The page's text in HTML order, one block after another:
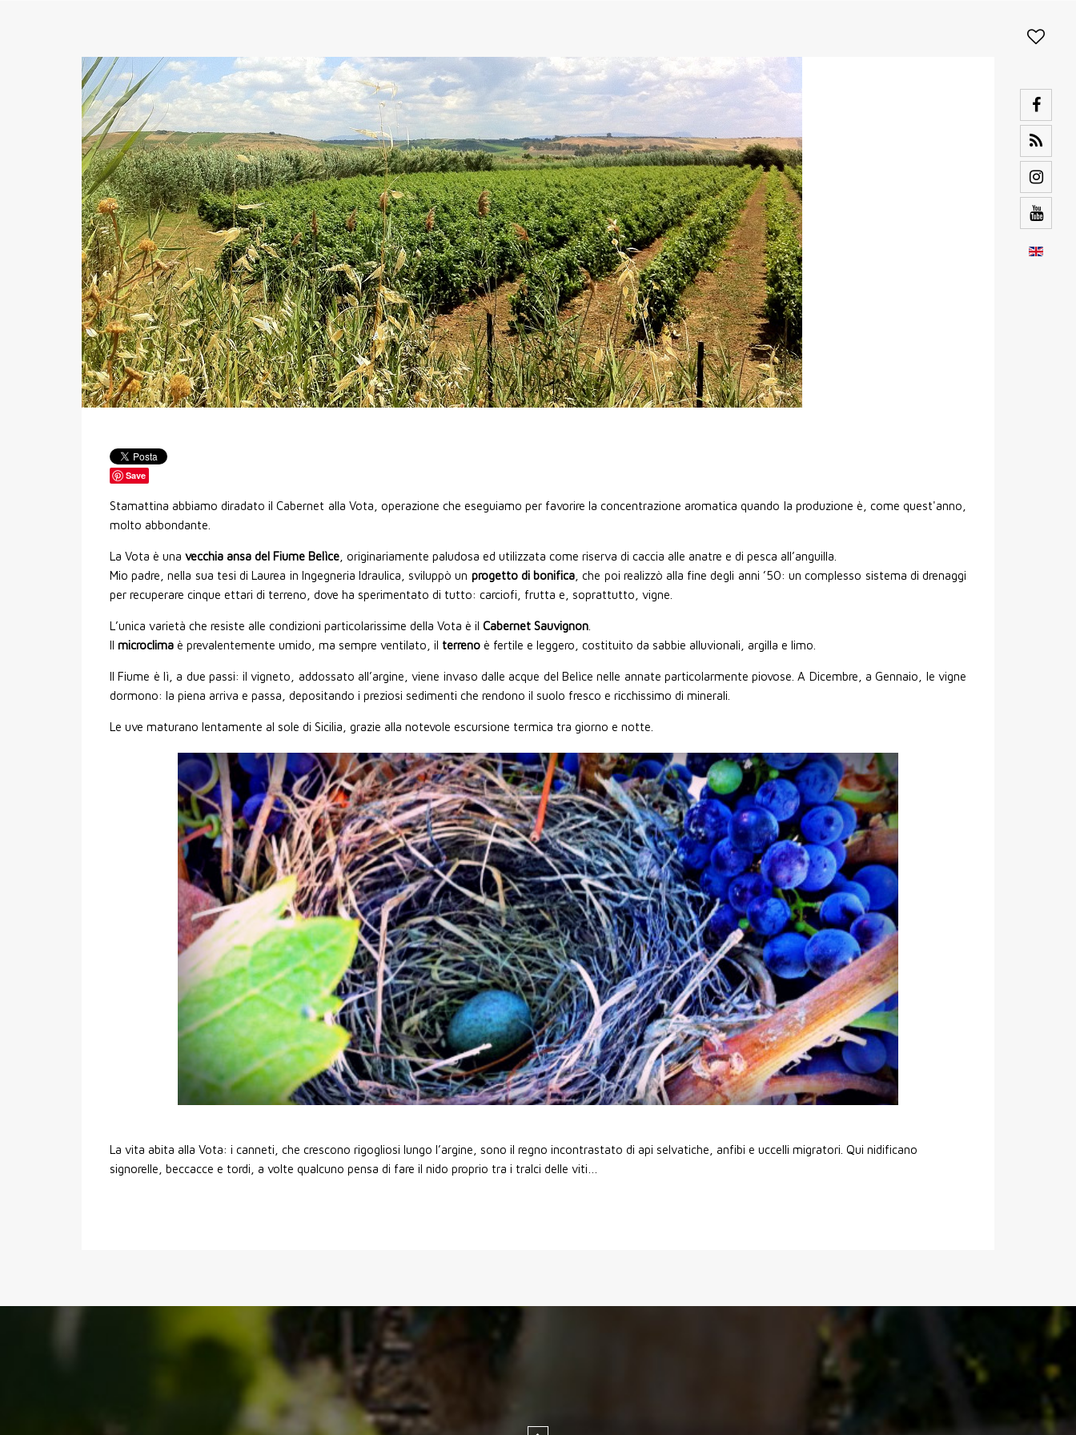
Save
Stamattina abbiamo diradato il Cabernet alla Vota, operazione che eseguiamo per favorire la concentrazione aromatica quando la produzione è, come quest'anno,
molto abbondante.
La Vota è una vecchia ansa del Fiume Belìce , originariamente paludosa ed utilizzata come riserva di caccia alle anatre e di pesca all’anguilla.
Mio padre, nella sua tesi di Laurea in Ingegneria Idraulica, sviluppò un progetto di bonifica , che poi realizzò alla fine degli anni ’50: un complesso sistema di drenaggi
per recuperare cinque ettari di terreno, dove ha sperimentato di tutto: carciofi, frutta e, soprattutto, vigne.
L’unica varietà che resiste alle condizioni particolarissime della Vota è il Cabernet Sauvignon
Il microclima è prevalentemente umido, ma sempre ventilato, il terreno è fertile e leggero, costituito da sabbie alluvionali, argilla e limo.
Il Fiume è lì, a due passi: il vigneto, addossato all’argine, viene invaso dalle acque del Belìce nelle annate particolarmente piovose. A Dicembre, a Gennaio, le vigne
dormono: la piena arriva e passa, depositando i preziosi sedimenti che rendono il suolo fresco e ricchissimo di minerali.
Le uve maturano lentamente al sole di Sicilia, grazie alla notevole escursione termica tra giorno e notte.
La vita abita alla Vota: i canneti, che crescono rigogliosi lungo l’argine, sono il regno incontrastato di api selvatiche, anfibi e uccelli migratori. Qui nidificano
signorelle, beccacce e tordi, a volte qualcuno pensa di fare il nido proprio tra i tralci delle viti…